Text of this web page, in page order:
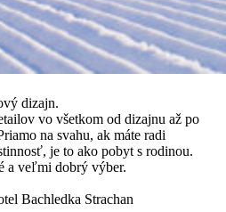
dizajn.
vo všetkom od dizajnu až po
na svahu, ak máte radi
je to ako pobyt s rodinou.
a veľmi dobrý výber.